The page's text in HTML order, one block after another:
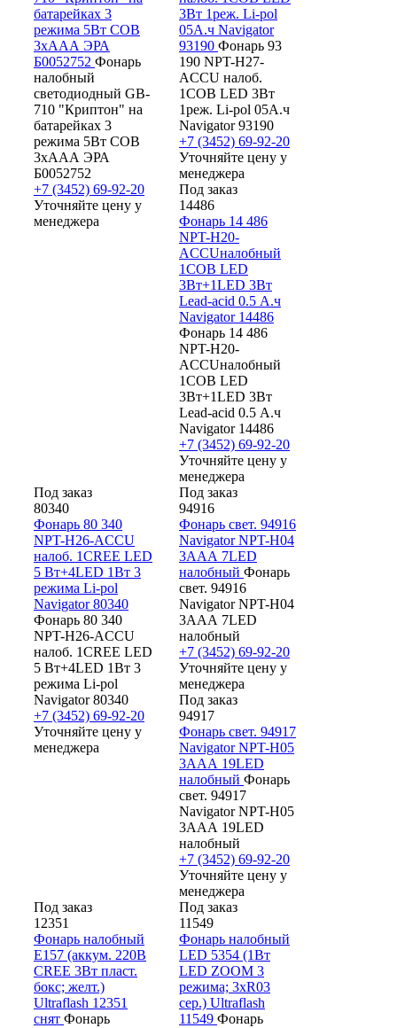
батарейках 3
режима 5Вт СОВ
3хААА ЭРА
Б0052752 Фонарь
налобный
светодиодный GB-
710 "Криптон" на
батарейках 3
режима 5Вт СОВ
3хААА ЭРА
Б0052752
+7 (3452) 69-92-20
Уточняйте цену у
менеджера
3Вт 1реж. Li-pol
05А.ч Navigator
93190 Фонарь 93
190 NPT-H27-
ACCU налоб.
1COB LED 3Вт
1реж. Li-pol 05А.ч
Navigator 93190
+7 (3452) 69-92-20
Уточняйте цену у
менеджера
Под заказ
14486
Фонарь 14 486
NPT-H20-
ACCUналобный
1COB LED
3Вт+1LED 3Вт
Lead-acid 0.5 А.ч
Navigator 14486
Фонарь 14 486
NPT-H20-
ACCUналобный
1COB LED
3Вт+1LED 3Вт
Lead-acid 0.5 А.ч
Navigator 14486
+7 (3452) 69-92-20
Уточняйте цену у
менеджера
Под заказ
80340
Фонарь 80 340
NPT-H26-ACCU
налоб. 1CREE LED
5 Вт+4LED 1Вт 3
режима Li-pol
Navigator 80340
Фонарь 80 340
NPT-H26-ACCU
налоб. 1CREE LED
5 Вт+4LED 1Вт 3
режима Li-pol
Navigator 80340
+7 (3452) 69-92-20
Уточняйте цену у
менеджера
Под заказ
94916
Фонарь свет. 94916
Navigator NPT-H04
3ААА 7LED
налобный Фонарь
свет. 94916
Navigator NPT-H04
3ААА 7LED
налобный
+7 (3452) 69-92-20
Уточняйте цену у
менеджера
Под заказ
94917
Фонарь свет. 94917
Navigator NPT-H05
3ААА 19LED
налобный Фонарь
свет. 94917
Navigator NPT-H05
3ААА 19LED
налобный
+7 (3452) 69-92-20
Уточняйте цену у
менеджера
Под заказ
12351
Фонарь налобный
E157 (аккум. 220В
CREE 3Вт пласт.
бокс; желт.)
Ultraflash 12351
снят Фонарь
Под заказ
11549
Фонарь налобный
LED 5354 (1Вт
LED ZOOM 3
режима; 3хR03
сер.) Ultraflash
11549 Фонарь